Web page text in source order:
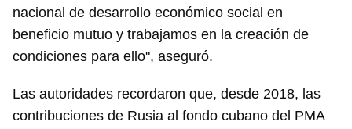
nacional de desarrollo económico social en
beneficio mutuo y trabajamos en la creación de
condiciones para ello", aseguró.
Las autoridades recordaron que, desde 2018, las
contribuciones de Rusia al fondo cubano del PMA